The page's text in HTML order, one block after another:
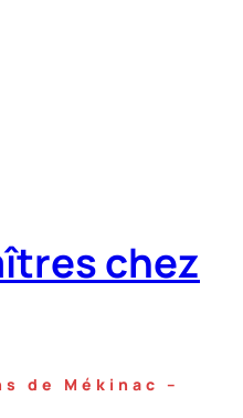
chez
de Mékinac –